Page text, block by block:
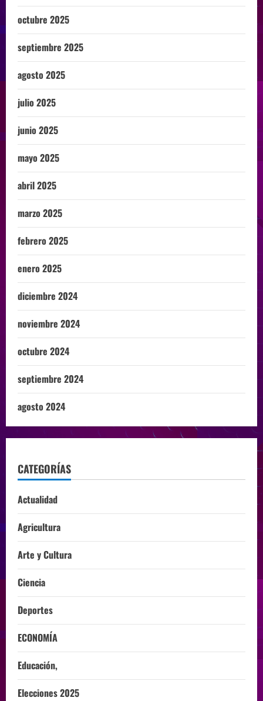
octubre 2025
septiembre 2025
agosto 2025
julio 2025
junio 2025
mayo 2025
abril 2025
marzo 2025
febrero 2025
enero 2025
diciembre 2024
noviembre 2024
octubre 2024
septiembre 2024
agosto 2024
CATEGORÍAS
Actualidad
Agricultura
Arte y Cultura
Ciencia
Deportes
ECONOMÍA
Educación,
Elecciones 2025